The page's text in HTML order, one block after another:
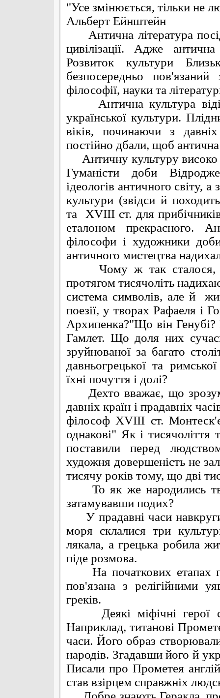
"Усе змінюється, тільки не
Альберт Ейнштейн
Антична література
цивілізації. Адже
Розвиток культури
безпосередньо
філософії, науки та
Антична культура
української культури.
віків, починаючи з
постійно дбали, щоб
Античну культуру високо
Гуманісти доби
ідеологів античного світу,
культури (звідси й
та ХVІІІ ст. для
еталоном прекрасного.
філософи і художники
античного мистецтва
Чому ж так сталося, що
протягом тисячоліть
система символів, але й
поезії, у творах Рафаеля і
Архипенка?"Що він
Гамлет. Що доля них
зруйнованої за багато
давньогрецької та
їхні почуття і долі?
Дехто вважає, що
давніх країн і прадавніх
філософ ХVІІІ ст.
однакові" Як і
поставили перед
художня довершеність не
тисячу років тому, що дві
То як же народились
затамувавши подих?
У прадавні часи
моря склалися три
лякала, а грецька робила
піде розмова.
На початкових етапах
пов'язана з релігійними
греків.
Деякі міфічні герої
Наприклад, титанові
часи. Його образ
народів. Згадавши його й
Писали про Прометея
став взірцем справжніх